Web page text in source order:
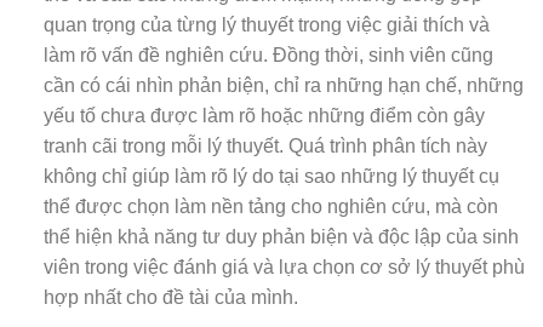
quan trọng của từng lý thuyết trong việc giải thích và
làm rõ vấn đề nghiên cứu. Đồng thời, sinh viên cũng
cần có cái nhìn phản biện, chỉ ra những hạn chế, những
yếu tố chưa được làm rõ hoặc những điểm còn gây
tranh cãi trong mỗi lý thuyết. Quá trình phân tích này
không chỉ giúp làm rõ lý do tại sao những lý thuyết cụ
thể được chọn làm nền tảng cho nghiên cứu, mà còn
thể hiện khả năng tư duy phản biện và độc lập của sinh
viên trong việc đánh giá và lựa chọn cơ sở lý thuyết phù
hợp nhất cho đề tài của mình.